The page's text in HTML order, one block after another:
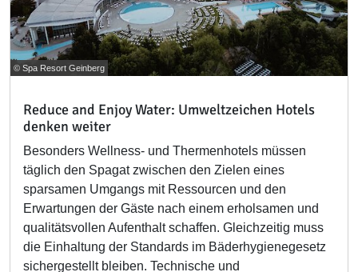
© Spa Resort Geinberg
Reduce and Enjoy Water: Umweltzeichen Hotels
denken weiter
Besonders Wellness- und Thermenhotels müssen
täglich den Spagat zwischen den Zielen eines
sparsamen Umgangs mit Ressourcen und den
Erwartungen der Gäste nach einem erholsamen und
qualitätsvollen Aufenthalt schaffen. Gleichzeitig muss
die Einhaltung der Standards im Bäderhygienegesetz
sichergestellt bleiben. Technische und